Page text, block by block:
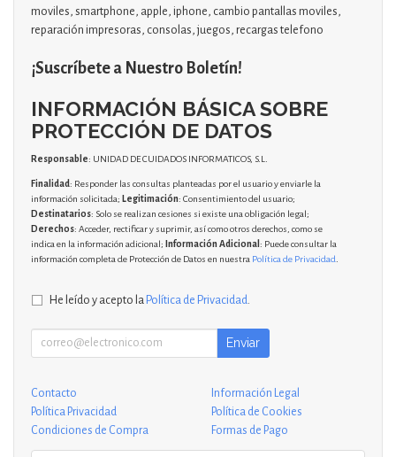
moviles, smartphone, apple, iphone, cambio pantallas moviles,
reparación impresoras, consolas, juegos, recargas telefono
¡Suscríbete a Nuestro Boletín!
INFORMACIÓN BÁSICA SOBRE
PROTECCIÓN DE DATOS
Responsable: UNIDAD DE CUIDADOS INFORMATICOS, S.L.
Finalidad: Responder las consultas planteadas por el usuario y enviarle la
información solicitada; Legitimación: Consentimiento del usuario;
Destinatarios: Solo se realizan cesiones si existe una obligación legal;
Derechos: Acceder, rectificar y suprimir, así como otros derechos, como se
indica en la información adicional; Información Adicional : Puede consultar la
información completa de Protección de Datos en nuestra Política de Privacidad
He leído y acepto la Política de Privacidad
Enviar
Contacto
Información Legal
Política Privacidad
Política de Cookies
Condiciones de Compra
Formas de Pago